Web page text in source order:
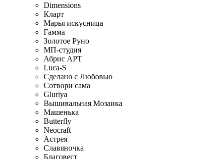
Dimensions
Кларт
Марья искусница
Гамма
Золотое Руно
МП-студия
Абрис АРТ
Luca-S
Сделано с Любовью
Сотвори сама
Gluriya
Вышивальная Мозаика
Машенька
Butterfly
Neocraft
Астрея
Славяночка
Благовест